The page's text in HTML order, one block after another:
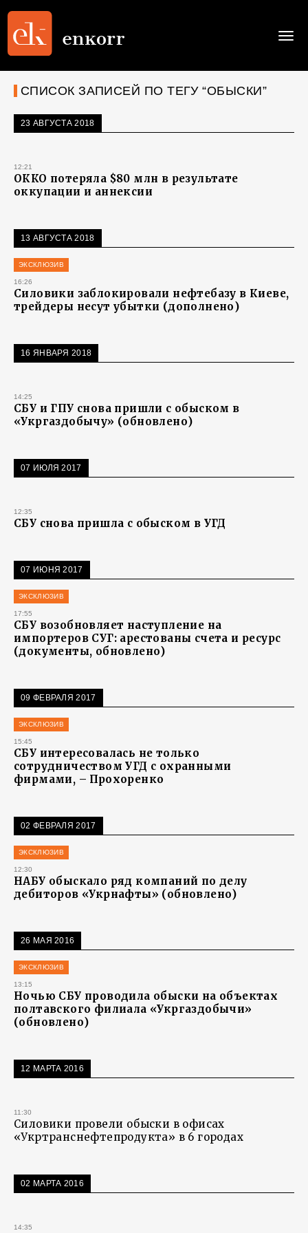
СПИСОК ЗАПИСЕЙ ПО ТЕГУ “ОБЫСКИ”
23 АВГУСТА 2018
12:21
ОККО потеряла $80 млн в результате
оккупации и аннексии
13 АВГУСТА 2018
ЭКСКЛЮЗИВ
16:26
Силовики заблокировали нефтебазу в Киеве,
трейдеры несут убытки (дополнено)
16 ЯНВАРЯ 2018
14:25
СБУ и ГПУ снова пришли с обыском в
«Укргаздобычу» (обновлено)
07 ИЮЛЯ 2017
12:35
СБУ снова пришла с обыском в УГД
07 ИЮНЯ 2017
ЭКСКЛЮЗИВ
17:55
СБУ возобновляет наступление на
импортеров СУГ: арестованы счета и ресурс
(документы, обновлено)
09 ФЕВРАЛЯ 2017
ЭКСКЛЮЗИВ
15:45
СБУ интересовалась не только
сотрудничеством УГД с охранными
фирмами, – Прохоренко
02 ФЕВРАЛЯ 2017
ЭКСКЛЮЗИВ
12:30
НАБУ обыскало ряд компаний по делу
дебиторов «Укрнафты» (обновлено)
26 МАЯ 2016
ЭКСКЛЮЗИВ
13:15
Ночью СБУ проводила обыски на объектах
полтавского филиала «Укргаздобычи»
(обновлено)
12 МАРТА 2016
11:30
Силовики провели обыски в офисах
«Укртранснефтепродукта» в 6 городах
02 МАРТА 2016
14:35